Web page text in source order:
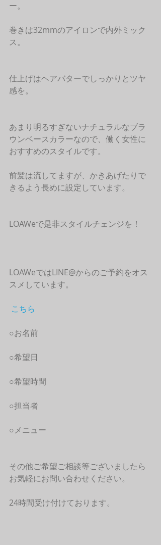
ー。
巻きは32mmのアイロンで内外ミック
ス。
仕上げはヘアバターでしっかりとツヤ
感を。
あまり明るすぎないナチュラルなブラ
ウンベースカラーなので、働く女性に
おすすめのスタイルです。
前髪は流してますが、かきあげたりで
きるよう長めに設定しています。
LOAWeで是非スタイルチェンジを！
LOAWeではLINE@からのご予約をオス
スメしています。
こちら
○お名前
○希望日
○希望時間
○担当者
○メニュー
その他ご希望ご相談等ございましたら
お気軽にお問い合わせください。
24時間受け付けております。